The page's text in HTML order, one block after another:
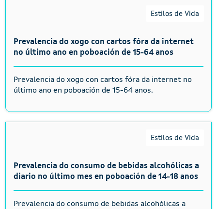
Estilos de Vida
Prevalencia do xogo con cartos fóra da internet
no último ano en poboación de 15-64 anos
Prevalencia do xogo con cartos fóra da internet no
último ano en poboación de 15-64 anos.
Estilos de Vida
Prevalencia do consumo de bebidas alcohólicas a
diario no último mes en poboación de 14-18 anos
Prevalencia do consumo de bebidas alcohólicas a